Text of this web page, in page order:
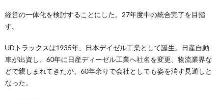
経営の一体化を検討することにした。27年度中の統合完了を目指
す。
UDトラックスは1935年、日本デイゼル工業として誕生。日産自動
車が出資し、60年に日産ディーゼル工業へ社名を変更、物流業界な
どで親しまれてきたが、60年余りで会社としても姿を消す見通しと
なった。